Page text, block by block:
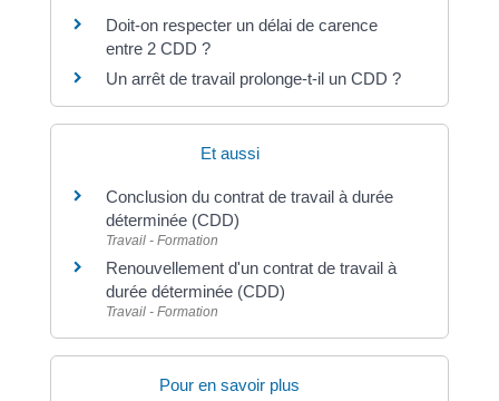
Doit-on respecter un délai de carence
entre 2 CDD ?
Un arrêt de travail prolonge-t-il un CDD ?
Et aussi
Conclusion du contrat de travail à durée
déterminée (CDD)
Travail - Formation
Renouvellement d'un contrat de travail à
durée déterminée (CDD)
Travail - Formation
Pour en savoir plus